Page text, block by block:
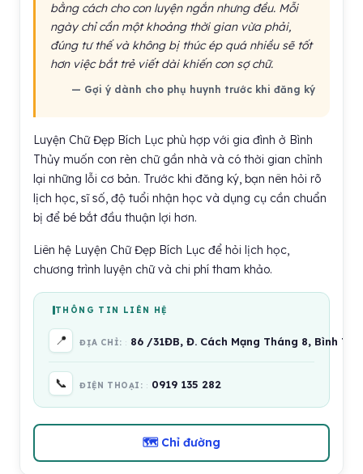
bằng cách cho con luyện ngắn nhưng đều. Mỗi
ngày chỉ cần một khoảng thời gian vừa phải,
đúng tư thế và không bị thúc ép quá nhiều sẽ tốt
hơn việc bắt trẻ viết dài khiến con sợ chữ.
— Gợi ý dành cho phụ huynh trước khi đăng ký
Luyện Chữ Đẹp Bích Lục phù hợp với gia đình ở Bình
Thủy muốn con rèn chữ gần nhà và có thời gian chỉnh
lại những lỗi cơ bản. Trước khi đăng ký, bạn nên hỏi rõ
lịch học, sĩ số, độ tuổi nhận học và dụng cụ cần chuẩn
bị để bé bắt đầu thuận lợi hơn.
Liên hệ Luyện Chữ Đẹp Bích Lục để hỏi lịch học,
chương trình luyện chữ và chi phí tham khảo.
THÔNG TIN LIÊN HỆ
📍 ĐỊA CHỈ: 86 /31ĐB, Đ. Cách Mạng Tháng 8, Bình
📞 ĐIỆN THOẠI: 0919 135 282
🗺 Chỉ đường